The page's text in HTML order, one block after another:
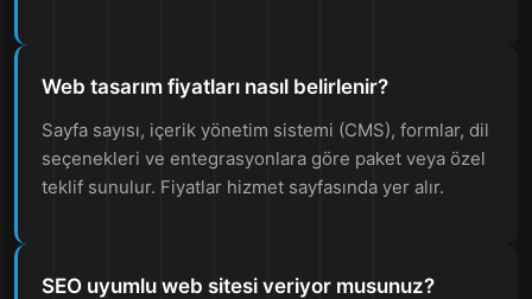
Web tasarım fiyatları nasıl belirlenir?
Sayfa sayısı, içerik yönetim sistemi (CMS), formlar, dil
seçenekleri ve entegrasyonlara göre paket veya özel
teklif sunulur. Fiyatlar hizmet sayfasında yer alır.
SEO uyumlu web sitesi veriyor musunuz?